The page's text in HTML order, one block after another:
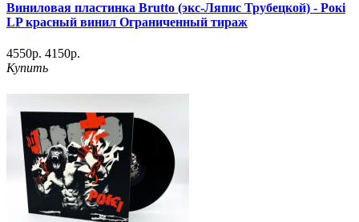
Виниловая пластинка Brutto (экс-Ляпис Трубецкой) - Рокi
LP красный винил Ограниченный тираж
4550р. 4150р.
Купить